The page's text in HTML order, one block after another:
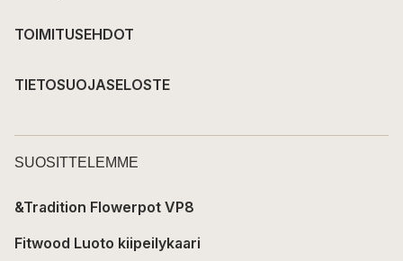
TOIMITUSEHDOT
TIETOSUOJASELOSTE
SUOSITTELEMME
&Tradition Flowerpot VP8
Fitwood Luoto kiipeilykaari